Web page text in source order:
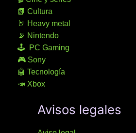
📗 Cultura
🤘 Heavy metal
📡 Nintendo
🕹 PC Gaming
🎮 Sony
🤖 Tecnología
📣 Xbox
Avisos legales